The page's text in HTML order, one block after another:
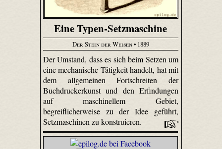
Eine Typen-Setzmaschine
Der Stein der Weisen• 1889
Der Umstand, dass es sich beim Setzen um
eine mechanische Tätigkeit handelt, hat mit
dem allgemeinen Fortschreiten der
Buchdruckerkunst und den Erfindungen
auf maschinellem Gebiet,
begreiflicherweise zu der Idee geführt,
Setzmaschinen zu konstruieren.